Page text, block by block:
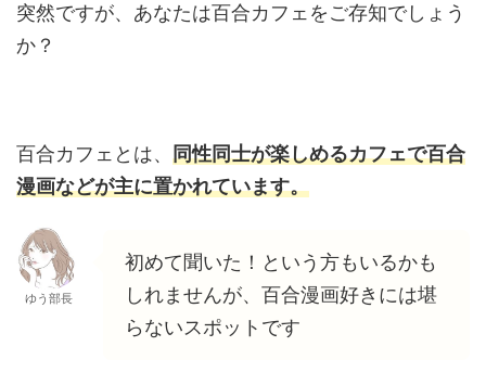
突然ですが、あなたは百合カフェをご存知でしょう
か？
百合カフェとは、 同性同士が楽しめるカフェで百合
漫画などが主に置かれています。
ゆう部長
初めて聞いた！という方もいるかも
しれませんが、百合漫画好きには堪
らないスポットです